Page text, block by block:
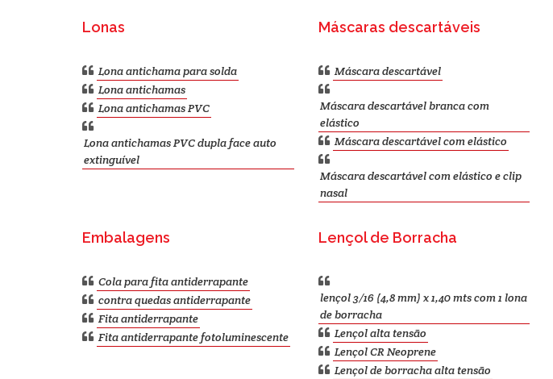
Lonas
Lona antichama para solda
Lona antichamas
Lona antichamas PVC
Lona antichamas PVC dupla face auto
extinguível
Máscaras descartáveis
Máscara descartável
Máscara descartável branca com
elástico
Máscara descartável com elástico
Máscara descartável com elástico e clip
nasal
Embalagens
Cola para fita antiderrapante
contra quedas antiderrapante
Fita antiderrapante
Fita antiderrapante fotoluminescente
Lençol de Borracha
lençol 3/16 (4,8 mm) x 1,40 mts com 1 lona
de borracha
Lençol alta tensão
Lençol CR Neoprene
Lençol de borracha alta tensão